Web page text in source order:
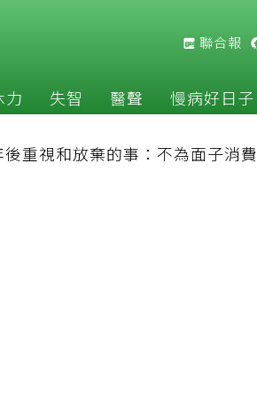
聯合報
力 失智 醫聲 慢病好日子
重視和放棄的事：不為面子消費